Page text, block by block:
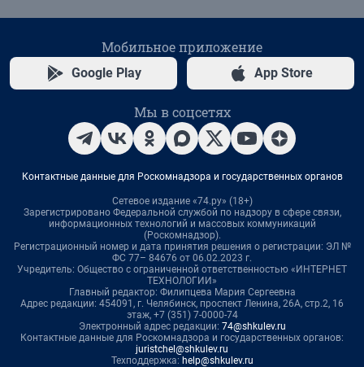
Мобильное приложение
Google Play App Store
Мы в соцсетях
Контактные данные для Роскомнадзора и государственных органов
Сетевое издание «74.ру» (18+)
Зарегистрировано Федеральной службой по надзору в сфере связи,
информационных технологий и массовых коммуникаций
(Роскомнадзор).
Регистрационный номер и дата принятия решения о регистрации: ЭЛ №
ФС 77– 84676 от 06.02.2023 г.
Учредитель: Общество с ограниченной ответственностью «ИНТЕРНЕТ
ТЕХНОЛОГИИ»
Главный редактор: Филипцева Мария Сергеевна
Адрес редакции: 454091, г. Челябинск, проспект Ленина, 26А, стр.2, 16
этаж, +7 (351) 7-0000-74
Электронный адрес редакции: 74@shkulev.ru
Контактные данные для Роскомнадзора и государственных органов:
juristchel@shkulev.ru
Техподдержка: help@shkulev.ru